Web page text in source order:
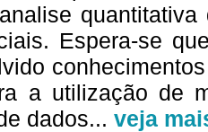
Espera-se
a utilização de
dados... veja